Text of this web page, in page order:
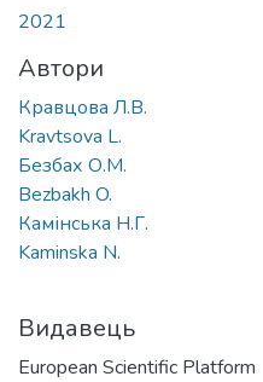
2021
Автори
Кравцова Л.В.
Kravtsova L.
Безбах О.М.
Bezbakh O.
Камінська Н.Г.
Kaminska N.
Видавець
European Scientific Platform